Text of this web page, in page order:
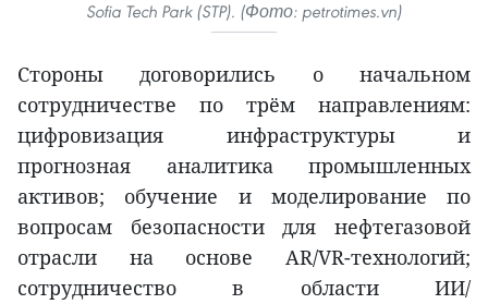
Sofia Tech Park (STP). (Фото: petrotimes.vn)
Стороны договорились о начальном
сотрудничестве по трём направлениям:
цифровизация инфраструктуры и
прогнозная аналитика промышленных
активов; обучение и моделирование по
вопросам безопасности для нефтегазовой
отрасли на основе AR/VR-технологий;
сотрудничество в области ИИ/